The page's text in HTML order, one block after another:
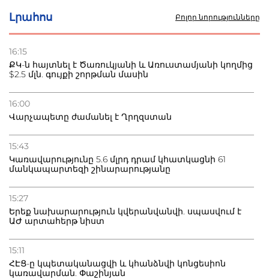
Լրահոս Բոլոր նորությունները
16:15
ՔԿ-ն հայտնել է Ծառուկյանի և Առուստամյանի կողմից
$2.5 մլն. գույքի շորթման մասին
16:00
Վարչապետը ժամանել է Ղրղզստան
15:43
Կառավարությունը 5.6 մլրդ դրամ կհատկացնի 61
մանկապարտեզի շինարարությանը
15:27
Երեք նախարարություն կվերանվանվի. սպասվում է
ԱԺ արտահերթ նիստ
15:11
ՀԷՑ-ը կպետականացվի և կհանձնվի կոնցեսիոն
կառավարման. Փաշինյան